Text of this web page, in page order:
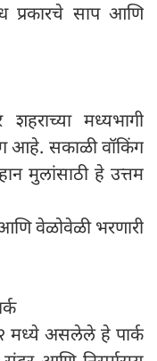
प्रकारचे साप आणि
शहराच्या मध्यभागी
आहे. सकाळी वॉकिंग
मुलांसाठी हे उत्तम
वेळोवेळी भरणारी
मध्ये असलेले हे पार्क